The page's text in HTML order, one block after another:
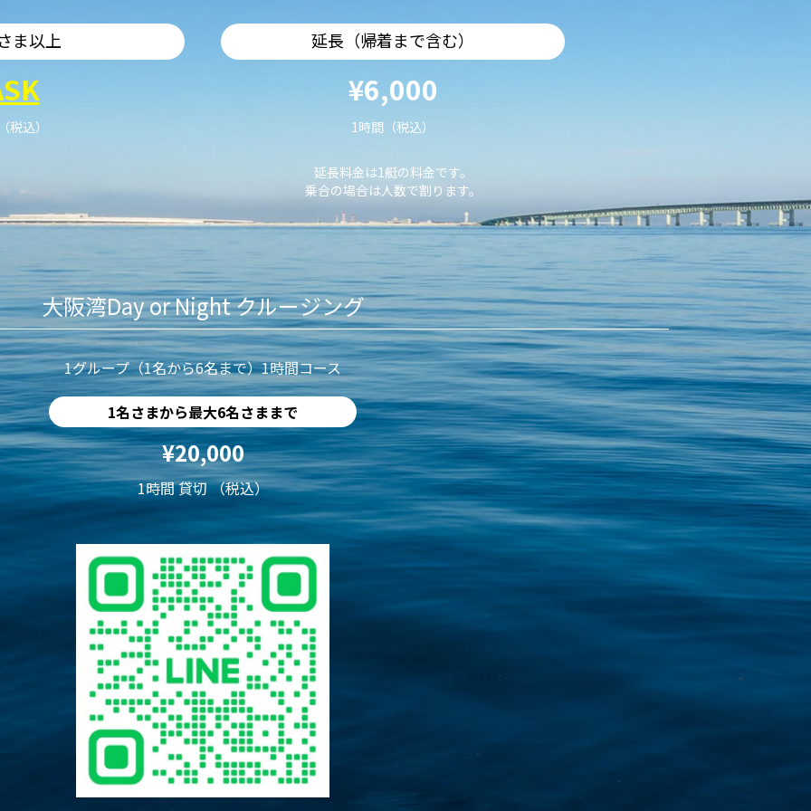
ま以上
税込）
延長（帰着まで含む）
¥6,000
1時間（税込）
延長料金は1艇の料金です。
乗合の場合は人数で割ります。
大阪湾Day or Night クルージング
1グループ（1名から6名まで）1時間コース
1名さまから最大6名さままで
¥20,000
1時間 貸切 （税込）